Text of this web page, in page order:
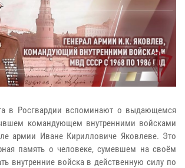
в Росгвардии вспоминают о выдающемся
командующем внутренними войсками
армии Иване Кирилловиче Яковлеве. Это
память о человеке, сумевшем на своём
внутренние войска в действенную силу по